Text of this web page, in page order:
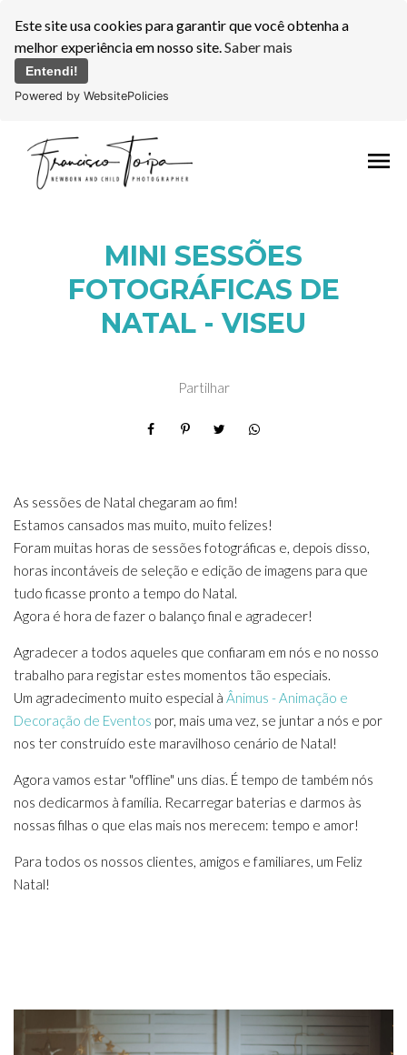
Este site usa cookies para garantir que você obtenha a
melhor experiência em nosso site.Saber mais
Entendi!
Powered by WebsitePolicies
menu
MINI SESSÕES
FOTOGRÁFICAS DE
NATAL - VISEU
Partilhar
As sessões de Natal chegaram ao fim!
Estamos cansados mas muito, muito felizes!
Foram muitas horas de sessões fotográficas e, depois disso,
horas incontáveis de seleção e edição de imagens para que
tudo ficasse pronto a tempo do Natal.
Agora é hora de fazer o balanço final e agradecer!
Agradecer a todos aqueles que confiaram em nós e no nosso
trabalho para registar estes momentos tão especiais.
Um agradecimento muito especial à Ânimus - Animação e
Decoração de Eventos por, mais uma vez, se juntar a nós e por
nos ter construído este maravilhoso cenário de Natal!
Agora vamos estar "offline" uns dias. É tempo de também nós
nos dedicarmos à família. Recarregar baterias e darmos às
nossas filhas o que elas mais nos merecem: tempo e amor!
Para todos os nossos clientes, amigos e familiares, um Feliz
Natal!